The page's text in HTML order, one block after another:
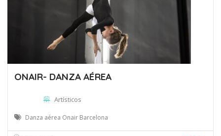
ONAIR- DANZA AÉREA
Artísticos
Danza aérea Onair Barcelona